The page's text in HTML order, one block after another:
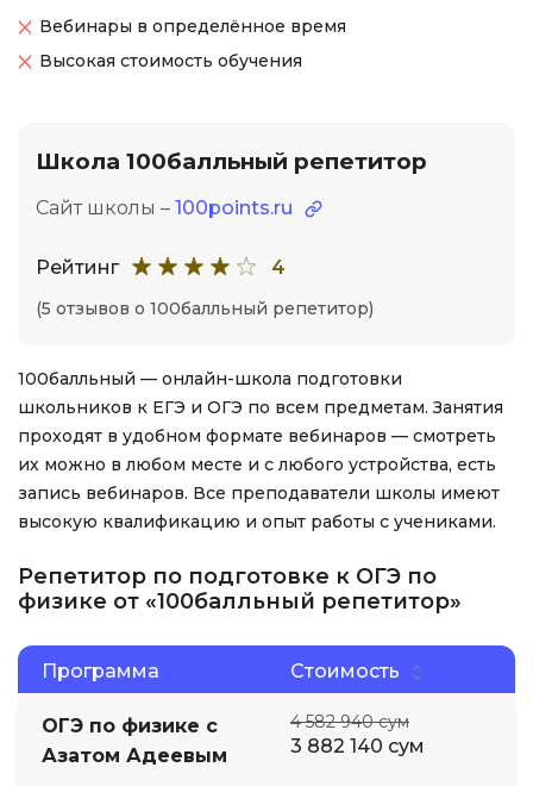
Вебинары в определённое время
Высокая стоимость обучения
Школа 100балльный репетитор
Сайт школы – 100points.ru
Рейтинг 4
(5 отзывов о 100балльный репетитор)
100балльный — онлайн-школа подготовки
школьников к ЕГЭ и ОГЭ по всем предметам. Занятия
проходят в удобном формате вебинаров — смотреть
их можно в любом месте и с любого устройства, есть
запись вебинаров. Все преподаватели школы имеют
высокую квалификацию и опыт работы с учениками.
Репетитор по подготовке к ОГЭ по
физике от «100балльный репетитор»
Программа Стоимость
ОГЭ по физике с
Азатом Адеевым
4 582 940 сум
3 882 140 сум